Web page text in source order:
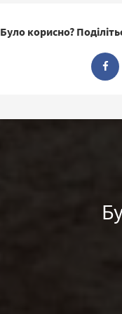
Було корисно?